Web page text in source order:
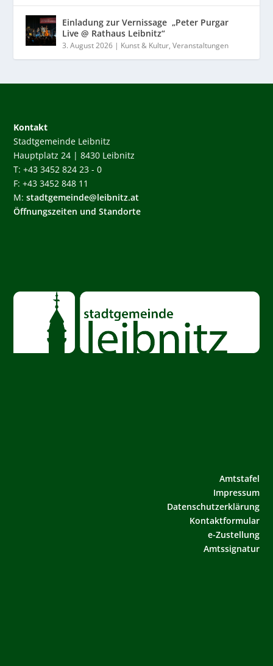
Einladung zur Vernissage „Peter Purgar
Live @ Rathaus Leibnitz“
3. August 2026 | Kunst & Kultur,Veranstaltungen
Kontakt
Stadtgemeinde Leibnitz
Hauptplatz 24 | 8430 Leibnitz
T: +43 3452 824 23 - 0
F: +43 3452 848 11
M:stadtgemeinde@leibnitz.at
Öffnungszeiten und Standorte
Amtstafel
Impressum
Datenschutzerklärung
Kontaktformular
e-Zustellung
Amtssignatur